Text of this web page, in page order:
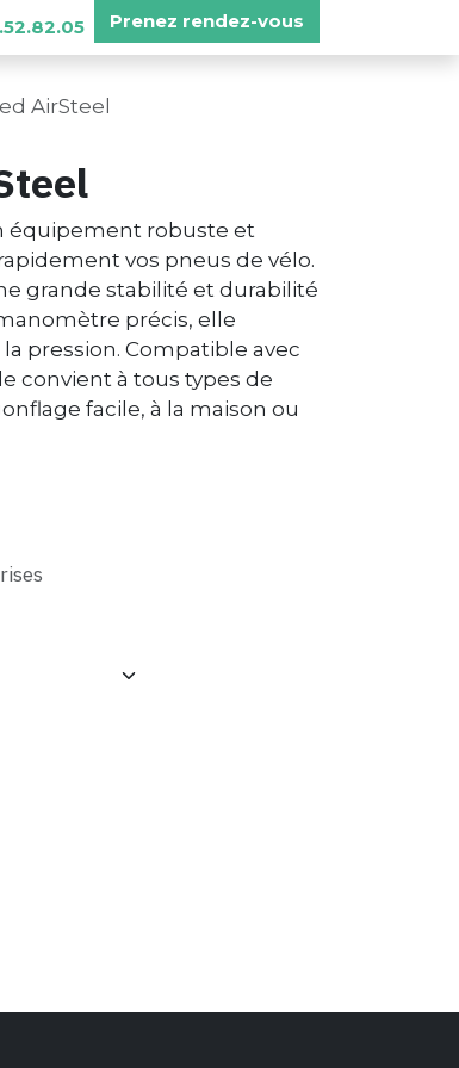
Prenez​ rendez-vous
AirSteel
équipement robuste et
vos pneus de vélo.
grande stabilité et durabilité
précis, elle
pression. Compatible avec
convient à tous types de
facile, à la maison ou